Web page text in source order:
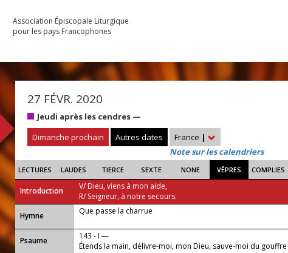
Association Épiscopale Liturgique
pour les pays Francophones
27 FÉVR. 2020
Jeudi après les cendres —
Dimanche prochain
Autres dates France |
Note sur les calendriers
LECTURES LAUDES TIERCE SEXTE NONE VÊPRES COMPLIES
Introduction
V/ Dieu, viens à mon aide,
R/ Seigneur, à notre secours.
...
Hymne Que passe la charrue
Psaume
143 - I —
Étends la main, délivre-moi, mon Dieu, sauve-moi du gouffre